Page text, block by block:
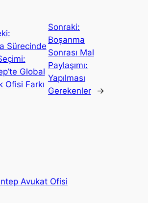
Sürecinde
Global
Ofisi Farkı
Sonraki:
Boşanma
Sonrası Mal
Paylaşımı:
Yapılması
Gerekenler
→
Avukat Ofisi